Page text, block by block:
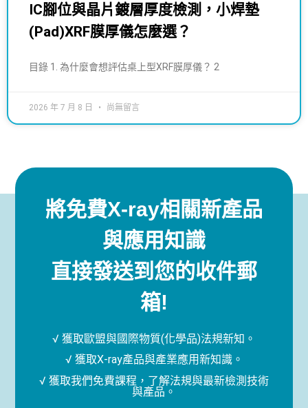
IC腳位與晶片鍍層厚度檢測，小焊墊
(Pad)XRF膜厚儀怎麼選？
目錄 1. 為什麼會想評估桌上型XRF膜厚儀？ 2
2026 年 7 月 8 日 尚無留言
將免費X-ray相關新產品
與應用知識
直接發送到您的收件郵
箱!
√ 獲取歐盟與國際物質(化學品)法規新知。
√ 獲取X-ray產品與產業應用新知識。
√ 獲取我們免費課程，了解法規與最新檢測技術
與產品。